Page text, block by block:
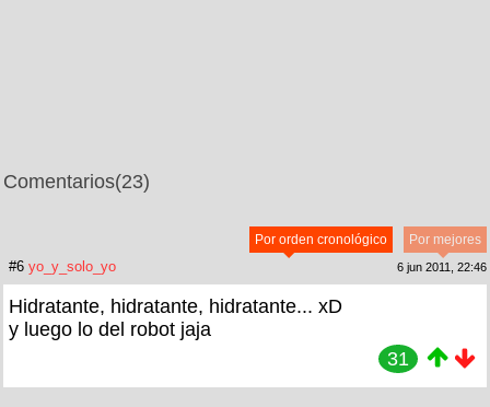
Comentarios(23)
Por mejores
Por orden cronológico
#6 yo_y_solo_yo 6 jun 2011, 22:46
Hidratante, hidratante, hidratante... xD
y luego lo del robot jaja
31